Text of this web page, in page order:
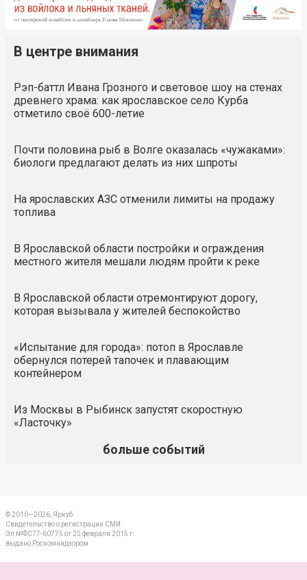
В центре внимания
Рэп-баттл Ивана Грозного и световое шоу на стенах
древнего храма: как ярославское село Курба
отметило своё 600-летие
Почти половина рыб в Волге оказалась «чужаками»:
биологи предлагают делать из них шпроты
На ярославских АЗС отменили лимиты на продажу
топлива
В Ярославской области постройки и ограждения
местного жителя мешали людям пройти к реке
В Ярославской области отремонтируют дорогу,
которая вызывала у жителей беспокойство
«Испытание для города»: потоп в Ярославле
обернулся потерей тапочек и плавающим
контейнером
Из Москвы в Рыбинск запустят скоростную
«Ласточку»
больше событий
© 2010—2026, Яркуб
Свидетельство о регистрации СМИ:
Эл №ФС77-60775 от 25 февраля 2015 г.
выдано Роскомнадзором